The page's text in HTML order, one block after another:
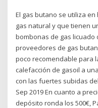
El gas butano se utiliza
gas natural y que tienen
bombonas de gas licuado
proveedores de gas
poco recomendable para
calefacción de gasoil a
con las fuertes subidas
Sep 2019 En cuanto a
depósito ronda los 500€,